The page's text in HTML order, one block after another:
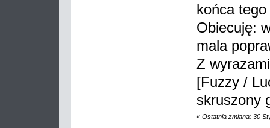
końca
Obiecuję:
mala
Z
[Fuzzy /
skruszony
« Ostatnia zmiana: 30